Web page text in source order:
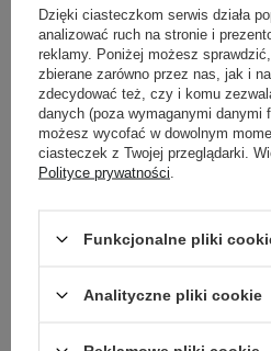
Emulsja do
Dzięki ciasteczkom serwis działa
analizować ruch na stronie i
reklamy. Poniżej możesz
zbierane zarówno przez nas, jak i
zdecydować też, czy i komu
danych (poza wymaganymi danymi
możesz wycofać w dowolnym
ciasteczek z Twojej przeglądarki.
Polityce prywatności
Funkcjonalne pliki
Analityczne pliki cookie